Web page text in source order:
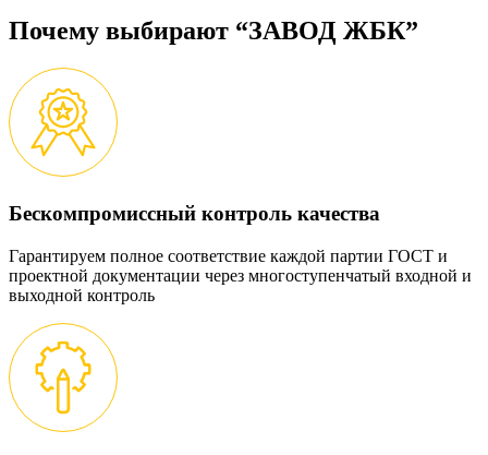
Почему выбирают “ЗАВОД ЖБК”
Бескомпромиссный контроль качества
Гарантируем полное соответствие каждой партии ГОСТ и
проектной документации через многоступенчатый входной и
выходной контроль